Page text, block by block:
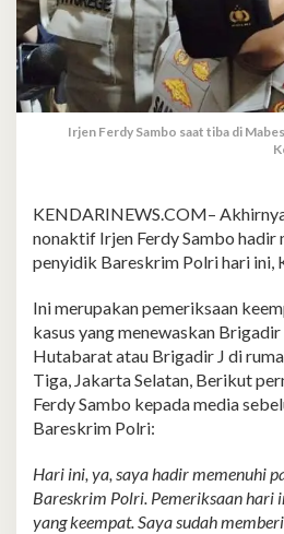
Irjen Ferdy Sambo saat tiba di
KENDARINEWS.COM–
nonaktif Irjen Ferdy Sambo hadir
penyidik Bareskrim Polri hari ini,
Ini merupakan pemeriksaan
kasus yang menewaskan
Hutabarat atau Brigadir J di
Tiga, Jakarta Selatan, Berikut
Ferdy Sambo kepada media
Bareskrim Polri:
Hari ini, ya, saya hadir memenuhi
Bareskrim Polri. Pemeriksaan hari
yang keempat. Saya sudah